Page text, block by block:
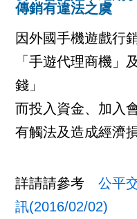
傳銷有違法之虞
因外國手機遊戲行
「手遊代理商機」
錢」
而投入資金、加入
有觸法及造成經濟
詳請請參考公平
訊(2016/02/02)